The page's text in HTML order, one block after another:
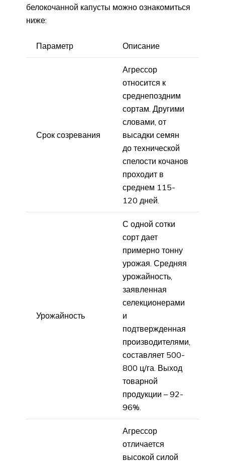
белокочанной капусты можно ознакомиться
ниже:
Параметр Описание
Срок созревания
Агрессор
относится к
среднепоздним
сортам. Другими
словами, от
высадки семян
до технической
спелости кочанов
проходит в
среднем 115-
120 дней.
Урожайность
С одной сотки
сорт дает
примерно тонну
урожая. Средняя
урожайность,
заявленная
селекционерами
и
подтвержденная
производителями,
составляет 500-
800 ц/га. Выход
товарной
продукции – 92-
96%.
Агрессор
отличается
высокой силой